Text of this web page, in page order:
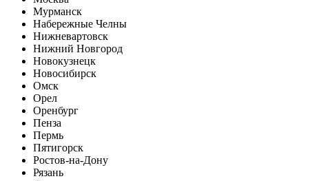
Мурманск
Набережные Челны
Нижневартовск
Нижний Новгород
Новокузнецк
Новосибирск
Омск
Орел
Оренбург
Пенза
Пермь
Пятигорск
Ростов-на-Дону
Рязань